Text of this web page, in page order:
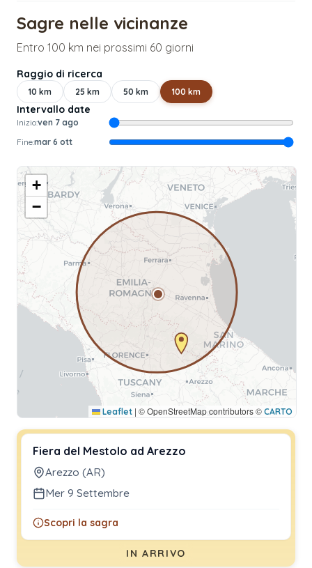
Sagre nelle vicinanze
Entro 100 km nei prossimi 60 giorni
Raggio di ricerca
10 km 25 km 50 km 100 km
Intervallo date
Inizio:ven 7 ago
Fine:mar 6 ott
+
−
Leaflet | © OpenStreetMap contributors © CARTO
Fiera del Mestolo ad Arezzo
Arezzo (AR)
Mer 9 Settembre
Scopri la sagra
IN ARRIVO